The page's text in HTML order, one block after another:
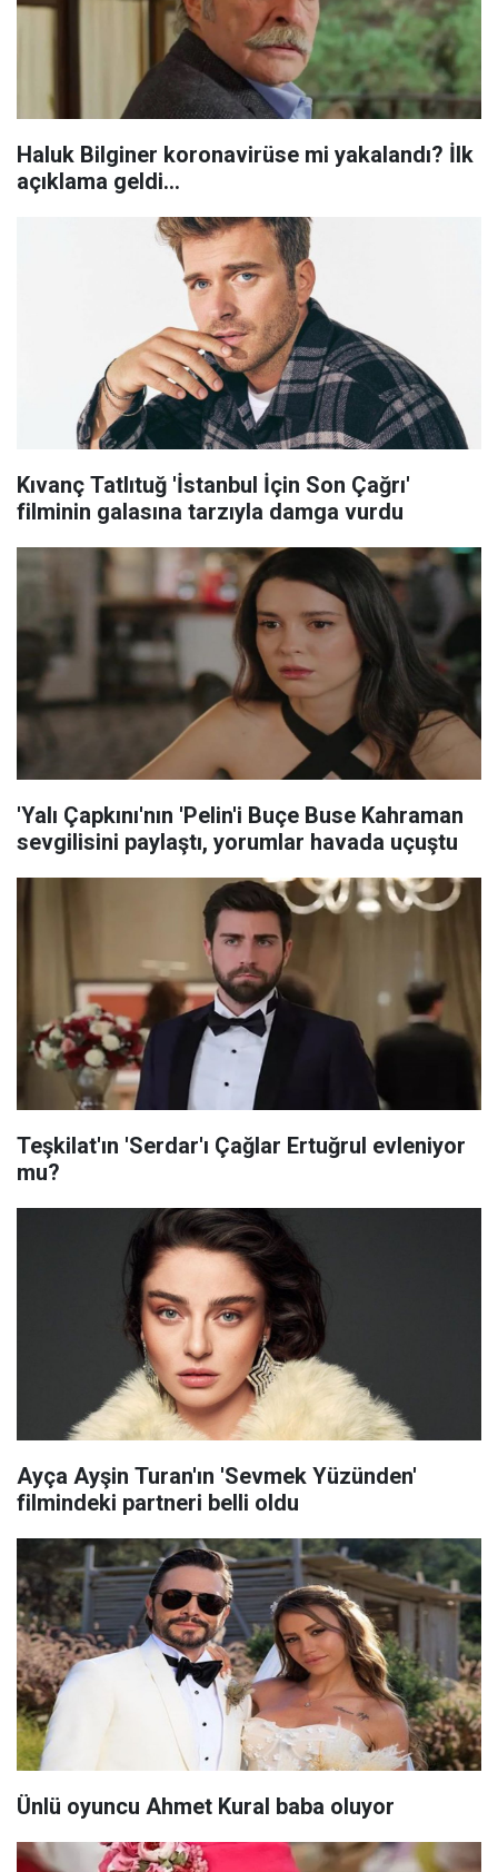
Haluk Bilginer koronavirüse mi yakalandı? İlk
açıklama geldi...
Kıvanç Tatlıtuğ 'İstanbul İçin Son Çağrı'
filminin galasına tarzıyla damga vurdu
'Yalı Çapkını'nın 'Pelin'i Buçe Buse Kahraman
sevgilisini paylaştı, yorumlar havada uçuştu
Teşkilat'ın 'Serdar'ı Çağlar Ertuğrul evleniyor
mu?
Ayça Ayşin Turan'ın 'Sevmek Yüzünden'
filmindeki partneri belli oldu
Ünlü oyuncu Ahmet Kural baba oluyor